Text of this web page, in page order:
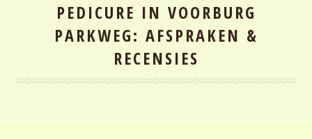
PEDICURE IN VOORBURG
PARKWEG: AFSPRAKEN &
RECENSIES